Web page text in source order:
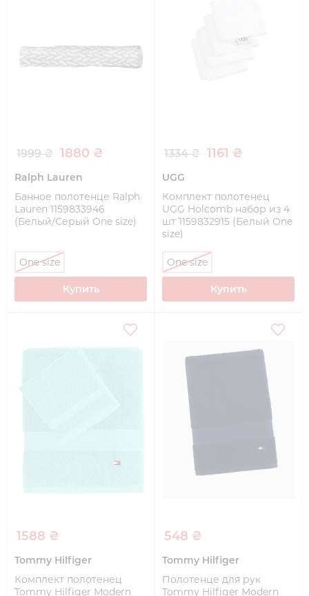
1999 ₴ 1880 ₴
Ralph Lauren
Банное полотенце Ralph
Lauren 1159833946
(Белый/Серый One size)
One size
Купить
1334 ₴ 1161 ₴
UGG
Комплект полотенец
UGG Holcomb набор из 4
шт 1159832915 (Белый One
size)
One size
Купить
1588 ₴
Tommy Hilfiger
Комплект полотенец
Tommy Hilfiger Modern
548 ₴
Tommy Hilfiger
Полотенце для рук
Tommy Hilfiger Modern